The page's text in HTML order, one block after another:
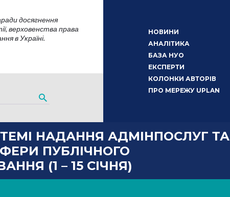
досягнення
верховенства права
в Україні.
НОВИНИ
АНАЛІТИКА
БАЗА НУО
ЕКСПЕРТИ
КОЛОНКИ АВТОРІВ
ПРО МЕРЕЖУ UPLAN
НАДАННЯ АДМІНПОСЛУГ ТА
ПУБЛІЧНОГО
(1 – 15 СІЧНЯ)